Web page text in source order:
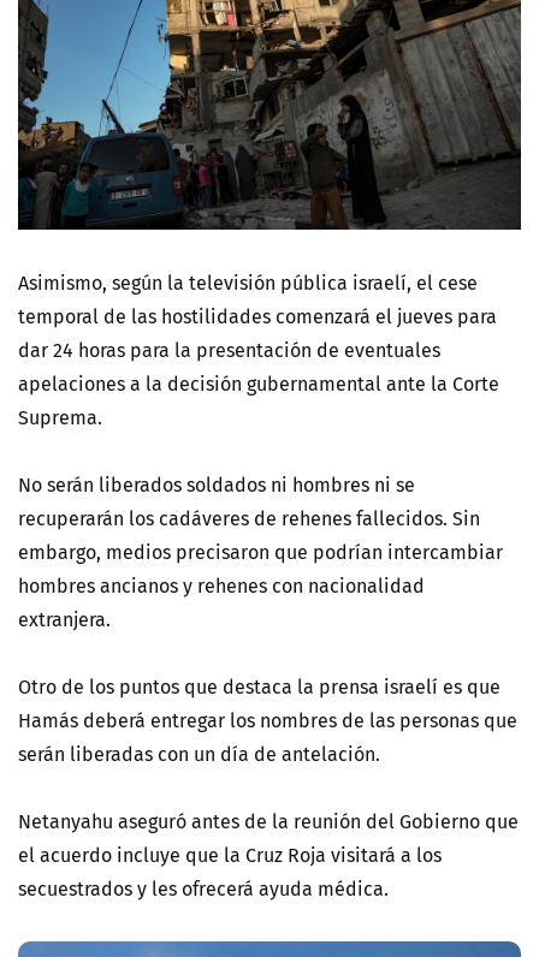
Asimismo, según la televisión pública israelí, el cese
temporal de las hostilidades comenzará el jueves para
dar 24 horas para la presentación de eventuales
apelaciones a la decisión gubernamental ante la Corte
Suprema.
No serán liberados soldados ni hombres ni se
recuperarán los cadáveres de rehenes fallecidos. Sin
embargo, medios precisaron que podrían intercambiar
hombres ancianos y rehenes con nacionalidad
extranjera.
Otro de los puntos que destaca la prensa israelí es que
Hamás deberá entregar los nombres de las personas que
serán liberadas con un día de antelación.
Netanyahu aseguró antes de la reunión del Gobierno que
el acuerdo incluye que la Cruz Roja visitará a los
secuestrados y les ofrecerá ayuda médica.